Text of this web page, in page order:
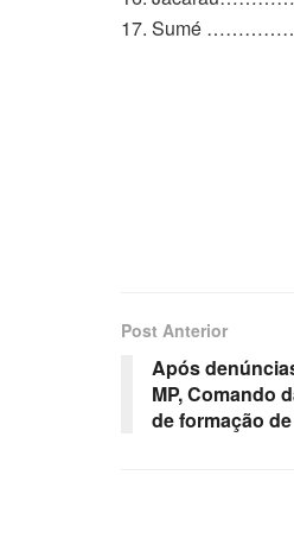
17. Sumé
Post Anterior
Após
MP, Comando
de formação